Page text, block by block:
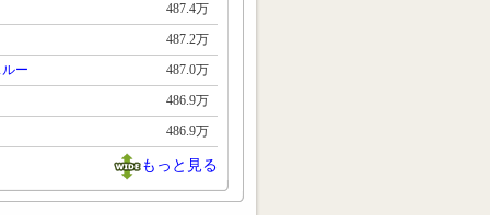
487.4万
487.2万
ー
487.0万
486.9万
486.9万
もっと見る